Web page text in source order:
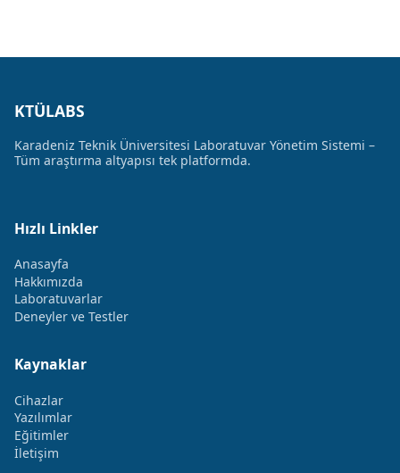
KTÜLABS
Karadeniz Teknik Üniversitesi Laboratuvar Yönetim Sistemi –
Tüm araştırma altyapısı tek platformda.
Hızlı Linkler
Anasayfa
Hakkımızda
Laboratuvarlar
Deneyler ve Testler
Kaynaklar
Cihazlar
Yazılımlar
Eğitimler
İletişim